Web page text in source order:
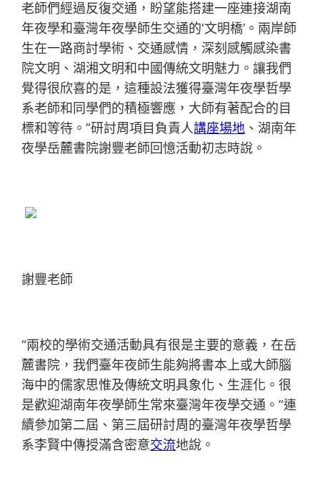
老師們經過反復交通，盼望能搭建一座連接湖南
年夜學和臺灣年夜學師生交通的‘文明橋’。兩岸師
生在一路商討學術、交通感情，深刻感觸感染書
院文明、湖湘文明和中國傳統文明魅力。讓我們
覺得很欣喜的是，這種設法獲得臺灣年夜學哲學
系老師和同學們的積極響應，大師有著配合的目
標和等待。”研討周項目負責人講座場地 、湖南年
夜學岳麓書院謝豐老師回憶活動初志時說。
謝豐老師
“兩校的學術交通活動具有很是主要的意義，在岳
麓書院，我們臺年夜師生能夠將書本上或大師腦
海中的儒家思惟及傳統文明具象化、生涯化。很
是歡迎湖南年夜學師生常來臺灣年夜學交通。”連
續參加第二屆、第三屆研討周的臺灣年夜學哲學
系李賢中傳授滿含密意交流地說。